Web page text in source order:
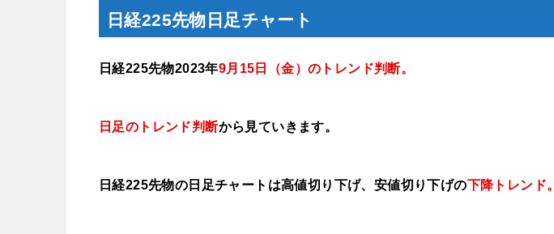
日経225先物日足チャート
日経225先物2023年9月15 日（金）のトレンド判断。
日足のトレンド判断から見ていきます。
日経225先物の日足チャートは高値切り下げ、安値切り下げの下降トレンド。